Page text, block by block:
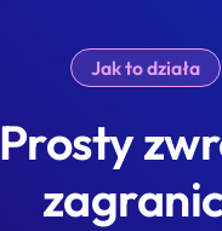
Jak to działa
Prosty